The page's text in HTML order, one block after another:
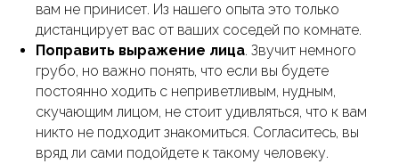
вам не принисет. Из нашего опыта это только
дистанцирует вас от ваших соседей по комнате.
Поправить выражение лица. Звучит немного
грубо, но важно понять, что если вы будете
постоянно ходить с неприветливым, нудным,
скучающим лицом, не стоит удивляться, что к вам
никто не подходит знакомиться. Согласитесь, вы
вряд ли сами подойдете к такому человеку.